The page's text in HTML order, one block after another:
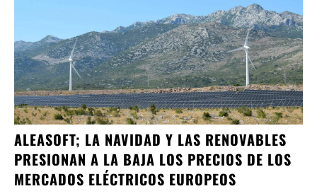
ALEASOFT; LA NAVIDAD Y LAS RENOVABLES
PRESIONAN A LA BAJA LOS PRECIOS DE LOS
MERCADOS ELÉCTRICOS EUROPEOS